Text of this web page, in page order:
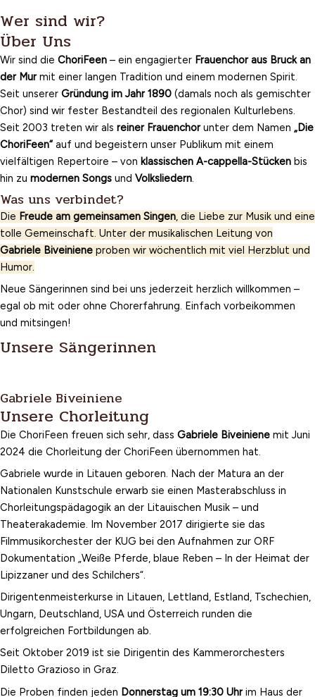
Wer sind wir?
Über Uns
Wir sind die ChoriFeen – ein engagierter Frauenchor aus Bruck an
der Murmit einer langen Tradition und einem modernen Spirit.
Seit unserer Gründung im Jahr 1890 (damals noch als gemischter
Chor) sind wir fester Bestandteil des regionalen Kulturlebens.
Seit 2003 treten wir als reiner Frauenchorunter dem Namen „Die
ChoriFeen“ auf und begeistern unser Publikum mit einem
vielfältigen Repertoire – von klassischen A-cappella-Stücken bis
hin zu modernen Songs und Volksliedern.
Was uns verbindet?
Die Freude am gemeinsamen Singen, die Liebe zur Musik und eine
tolle Gemeinschaft. Unter der musikalischen Leitung von
Gabriele Biveiniene proben wir wöchentlich mit viel Herzblut und
Humor.
Neue Sängerinnen sind bei uns jederzeit herzlich willkommen –
egal ob mit oder ohne Chorerfahrung. Einfach vorbeikommen
und mitsingen!
Unsere Sängerinnen
Gabriele Biveiniene
Unsere Chorleitung
Die ChoriFeen freuen sich sehr, dass Gabriele Biveiniene mit Juni
2024 die Chorleitung der ChoriFeen übernommen hat.
Gabriele wurde in Litauen geboren. Nach der Matura an der
Nationalen Kunstschule erwarb sie einen Masterabschluss in
Chorleitungspädagogik an der Litauischen Musik – und
Theaterakademie. Im November 2017 dirigierte sie das
Filmmusikorchester der KUG bei den Aufnahmen zur ORF
Dokumentation „Weiße Pferde, blaue Reben – In der Heimat der
Lipizzaner und des Schilchers“.
Dirigentenmeisterkurse in Litauen, Lettland, Estland, Tschechien,
Ungarn, Deutschland, USA und Österreich runden die
erfolgreichen Fortbildungen ab.
Seit Oktober 2019 ist sie Dirigentin des Kammerorchesters
Diletto Grazioso in Graz.
Die Proben finden jeden Donnerstag um 19:30 Uhrim Haus der